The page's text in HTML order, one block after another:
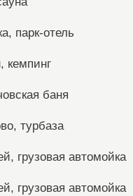
парк-отель
кемпинг
баня
турбаза
грузовая автомойка
грузовая автомойка